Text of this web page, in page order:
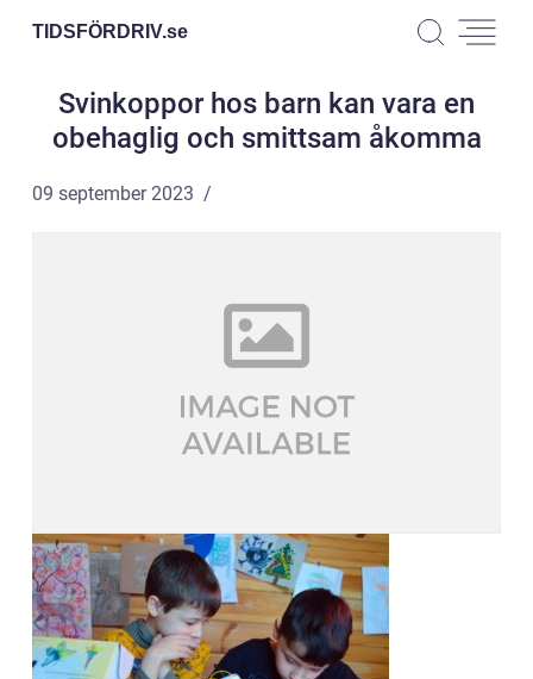
TIDSFÖRDRIV.se
Svinkoppor hos barn kan vara en
obehaglig och smittsam åkomma
09 september 2023